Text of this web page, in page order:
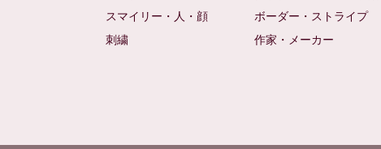
スマイリー・人・顔
ボーダー・ストライプ
刺繍
作家・メーカー